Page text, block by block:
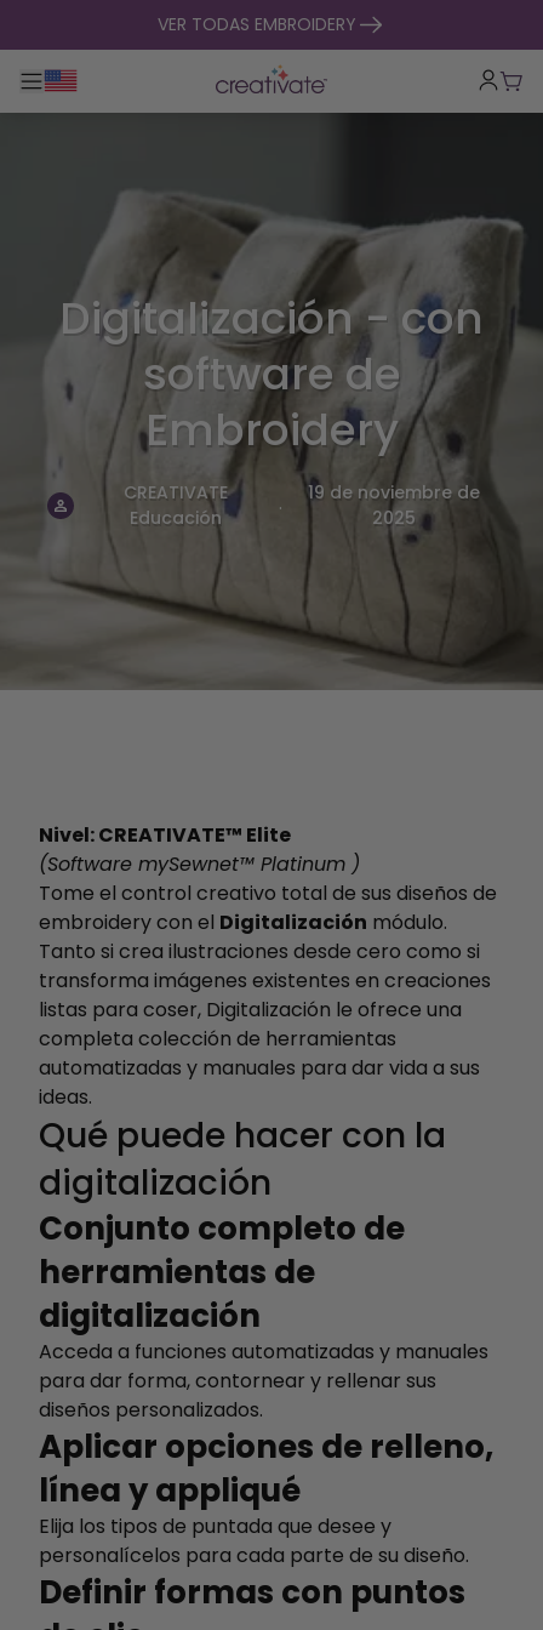
VER TODAS EMBROIDERY
Alternar navegación principal
Digitalización - con
software de
Embroidery
CREATIVATE
Educación
.
19 de noviembre de
2025
Nivel: CREATIVATE™ Elite
(Software mySewnet™ Platinum )
Tome el control creativo total de sus diseños de
embroidery con el Digitalización módulo.
Tanto si crea ilustraciones desde cero como si
transforma imágenes existentes en creaciones
listas para coser, Digitalización le ofrece una
completa colección de herramientas
automatizadas y manuales para dar vida a sus
ideas.
Qué puede hacer con la
digitalización
Conjunto completo de
herramientas de
digitalización
Acceda a funciones automatizadas y manuales
para dar forma, contornear y rellenar sus
diseños personalizados.
Aplicar opciones de relleno,
línea y appliqué
Elija los tipos de puntada que desee y
personalícelos para cada parte de su diseño.
Definir formas con puntos